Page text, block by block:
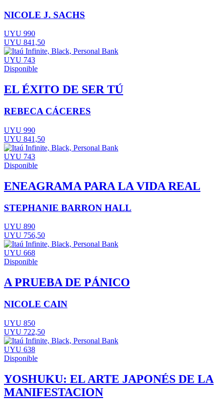
NICOLE J. SACHS
UYU 990
UYU 841,50
UYU 743
Disponible
EL ÉXITO DE SER TÚ
REBECA CÁCERES
UYU 990
UYU 841,50
UYU 743
Disponible
ENEAGRAMA PARA LA VIDA REAL
STEPHANIE BARRON HALL
UYU 890
UYU 756,50
UYU 668
Disponible
A PRUEBA DE PÁNICO
NICOLE CAIN
UYU 850
UYU 722,50
UYU 638
Disponible
YOSHUKU: EL ARTE JAPONÉS DE LA
MANIFESTACION